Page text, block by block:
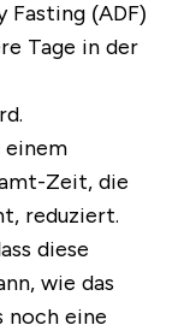
Fasting (ADF)
Tage in der
Zeit, die
reduziert.
diese
wie das
noch eine